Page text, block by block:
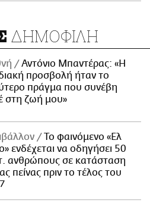
ΔΗΜΟΦΙΛΗ
Αντόνιο Μπαντέρας: «Η
προσβολή ήταν το
πράγμα που συνέβη
στη ζωή μου»
Το φαινόμενο «Ελ
ενδέχεται να οδηγήσει 50
ανθρώπους σε κατάσταση
πείνας πριν το τέλος του